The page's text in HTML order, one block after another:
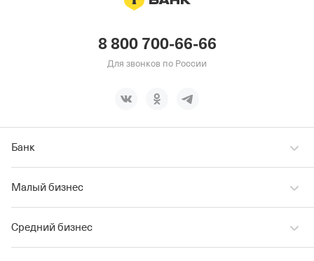
8 800 700-66-66
Для звонков по России
Банк
Малый бизнес
Средний бизнес